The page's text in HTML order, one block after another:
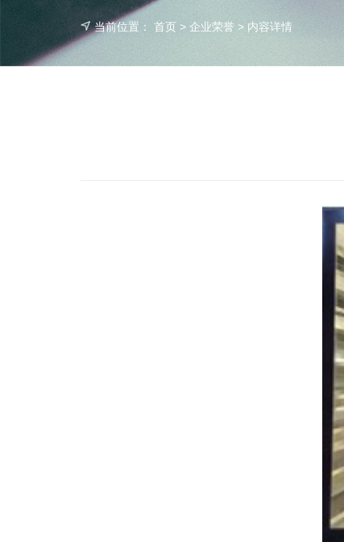
当前位置： 首页 > 企业荣誉 > 内容详情